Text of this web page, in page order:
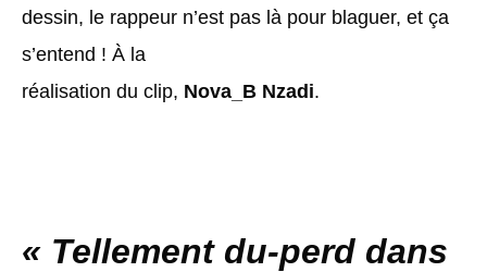
dessin, le rappeur n’est pas là pour blaguer, et ça
s’entend ! À la
réalisation du clip, Nova_B Nzadi.
« Tellement du-perd dans